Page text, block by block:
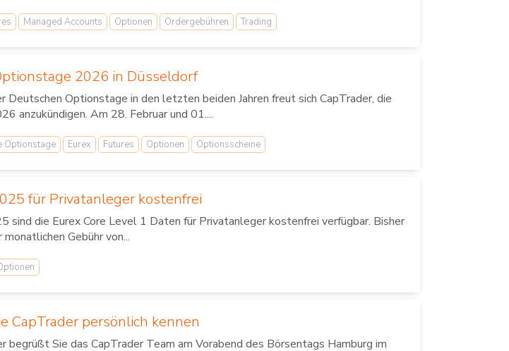
Managed Accounts Optionen Ordergebühren Trading
2026 in Düsseldorf
Deutschen Optionstage in den letzten beiden Jahren freut sich CapTrader, die
anzukündigen. Am 28. Februar und 01....
Optionstage Eurex Futures Optionen Optionsscheine
für Privatanleger kostenfrei
sind die Eurex Core Level 1 Daten für Privatanleger kostenfrei verfügbar. Bisher
Gebühr von...
CapTrader persönlich kennen
begrüßt Sie das CapTrader Team am Vorabend des Börsentags Hamburg im